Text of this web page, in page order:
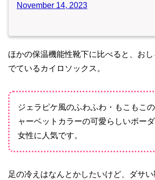
November 14, 2023
ほかの保温機能性靴下に比べると、お
でているカイロソックス。
ジェラピケ風のふわふわ・もこもこ
ャーベットカラーの可愛らしいボー
女性に人気です。
足の冷えはなんとかしたいけど、ダサ